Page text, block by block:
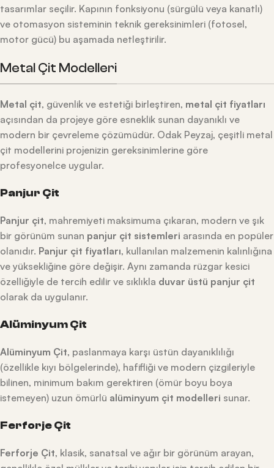
tasarımlar seçilir. Kapının fonksiyonu (sürgülü veya kanatlı)
ve otomasyon sisteminin teknik gereksinimleri (fotosel,
motor gücü) bu aşamada netleştirilir.
Metal Çit Modelleri
Metal çit, güvenlik ve estetiği birleştiren, metal çit fiyatları
açısından da projeye göre esneklik sunan dayanıklı ve
modern bir çevreleme çözümüdür. Odak Peyzaj, çeşitli metal
çit modellerini projenizin gereksinimlerine göre
profesyonelce uygular.
Panjur Çit
Panjur çit, mahremiyeti maksimuma çıkaran, modern ve şık
bir görünüm sunan panjur çit sistemleri arasında en popüler
olanıdır. Panjur çit fiyatları, kullanılan malzemenin kalınlığına
ve yüksekliğine göre değişir. Aynı zamanda rüzgar kesici
özelliğiyle de tercih edilir ve sıklıkla duvar üstü panjur çit
olarak da uygulanır.
Alüminyum Çit
Alüminyum Çit, paslanmaya karşı üstün dayanıklılığı
(özellikle kıyı bölgelerinde), hafifliği ve modern çizgileriyle
bilinen, minimum bakım gerektiren (ömür boyu boya
istemeyen) uzun ömürlü alüminyum çit modelleri sunar.
Ferforje Çit
Ferforje Çit, klasik, sanatsal ve ağır bir görünüm arayan,